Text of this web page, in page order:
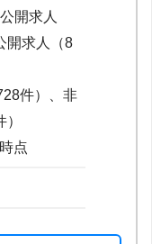
開求人
開求人（8
件）、非
点